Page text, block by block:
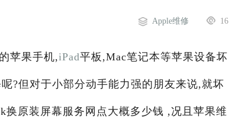
16
Apple维修
苹果手机,iPad平板,Mac笔记本等苹果设备坏
?但对于小部分动手能力强的朋友来说,就坏
原装屏幕服务网点大概多少钱 ,况且苹果维